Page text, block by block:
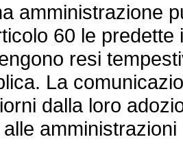
60 le
resi
La
dalla loro